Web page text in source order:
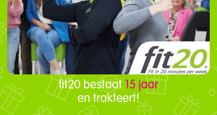
fit20 bestaat 15 jaar
en trakteert!